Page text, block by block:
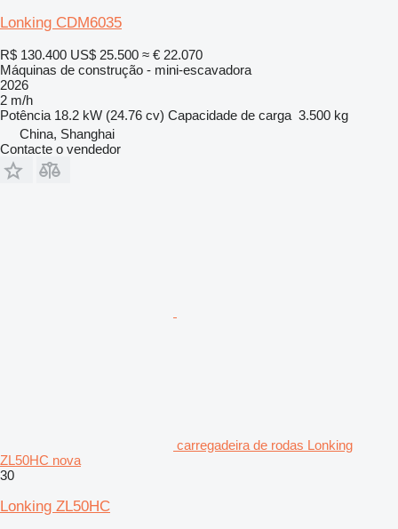
Lonking CDM6035
R$ 130.400 US$ 25.500 ≈ € 22.070
Máquinas de construção - mini-escavadora
2026
2 m/h
Potência 18.2 kW (24.76 cv) Capacidade de carga 3.500 kg
China, Shanghai
Contacte o vendedor
carregadeira de rodas Lonking
ZL50HC nova
30
Lonking ZL50HC